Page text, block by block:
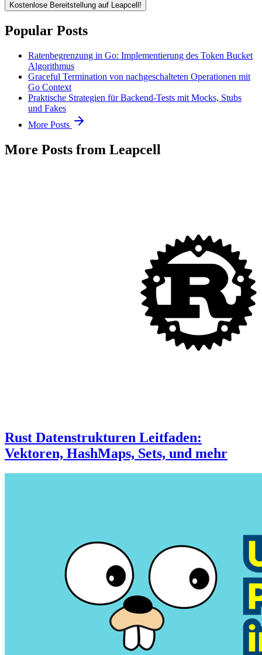
Kostenlose Bereitstellung auf Leapcell!
Popular Posts
Ratenbegrenzung in Go: Implementierung des Token Bucket
Algorithmus
Graceful Termination von nachgeschalteten Operationen mit
Go Context
Praktische Strategien für Backend-Tests mit Mocks, Stubs
und Fakes
More Posts
More Posts from Leapcell
Rust Datenstrukturen Leitfaden:
Vektoren, HashMaps, Sets, und mehr